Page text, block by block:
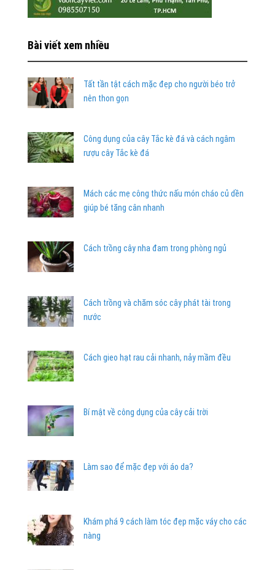
Bài viết xem nhiều
Tất tần tật cách mặc đẹp cho người béo trở
nên thon gọn
Công dụng của cây Tắc kè đá và cách ngâm
rượu cây Tắc kè đá
Mách các mẹ công thức nấu món cháo củ dền
giúp bé tăng cân nhanh
Cách trồng cây nha đam trong phòng ngủ
Cách trồng và chăm sóc cây phát tài trong
nước
Cách gieo hạt rau cải nhanh, nảy mầm đều
Bí mật về công dụng của cây cải trời
Làm sao để mặc đẹp với áo da?
Khám phá 9 cách làm tóc đẹp mặc váy cho các
nàng